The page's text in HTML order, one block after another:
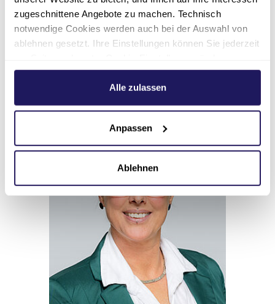
zugeschnittene Angebote zu machen. Technisch
notwendige Cookies werden auch bei der Auswahl von
ablehnen gesetzt. Ihre Einstellungen können Sie jederzeit
Weitere Informationen hierzu finden Sie in unserer
.
Alle zulassen
Anpassen
Ablehnen
Einträge
löschen
senden
Ansprechpartnerin